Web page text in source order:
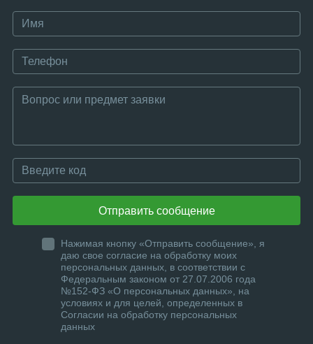
Отправить сообщение
Нажимая кнопку «Отправить сообщение», я
даю свое согласие на обработку моих
персональных данных, в соответствии с
Федеральным законом от 27.07.2006 года
№152-ФЗ «О персональных данных», на
условиях и для целей, определенных в
Согласии на обработку персональных
данных